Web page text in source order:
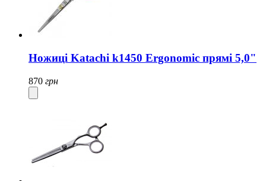
Ножиці Katachi k1450 Ergonomic прямі 5,0"
870 грн